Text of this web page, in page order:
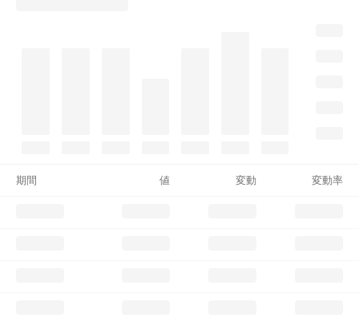
期間 値 変動 変動率